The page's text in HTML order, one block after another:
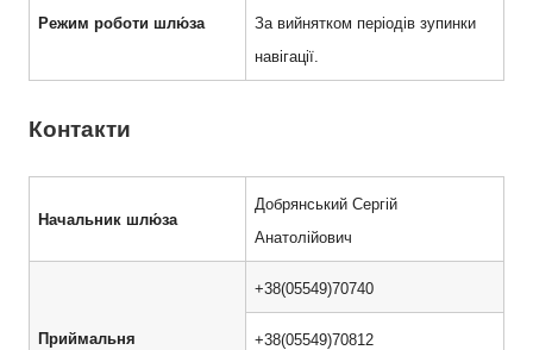
Режим роботи шлю́за
За вийнятком періодів зупинки
навігації.
Контакти
Начальник шлю́за
Добрянський Сергій
Анатолійович
Приймальня
+38(05549)70740
+38(05549)70812